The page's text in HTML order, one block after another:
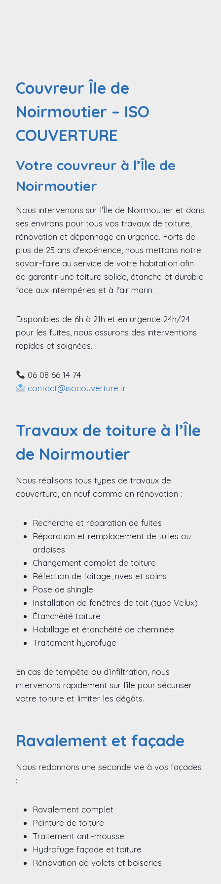
Couvreur Île de
Noirmoutier – ISO
COUVERTURE
Votre couvreur à l’Île de
Noirmoutier
Nous intervenons sur l’Île de Noirmoutier et dans
ses environs pour tous vos travaux de toiture,
rénovation et dépannage en urgence. Forts de
plus de 25 ans d’expérience, nous mettons notre
savoir-faire au service de votre habitation afin
de garantir une toiture solide, étanche et durable
face aux intempéries et à l’air marin.
Disponibles de 6h à 21h et en urgence 24h/24
pour les fuites, nous assurons des interventions
rapides et soignées.
06 08 66 14 74
contact@isocouverture.fr
Travaux de toiture à l’Île
de Noirmoutier
Nous réalisons tous types de travaux de
couverture, en neuf comme en rénovation :
Recherche et réparation de fuites
Réparation et remplacement de tuiles ou
ardoises
Changement complet de toiture
Réfection de faîtage, rives et solins
Pose de shingle
Installation de fenêtres de toit (type Velux)
Étanchéité toiture
Habillage et étanchéité de cheminée
Traitement hydrofuge
En cas de tempête ou d’infiltration, nous
intervenons rapidement sur l’île pour sécuriser
votre toiture et limiter les dégâts.
Ravalement et façade
Nous redonnons une seconde vie à vos façades
:
Ravalement complet
Peinture de toiture
Traitement anti-mousse
Hydrofuge façade et toiture
Rénovation de volets et boiseries